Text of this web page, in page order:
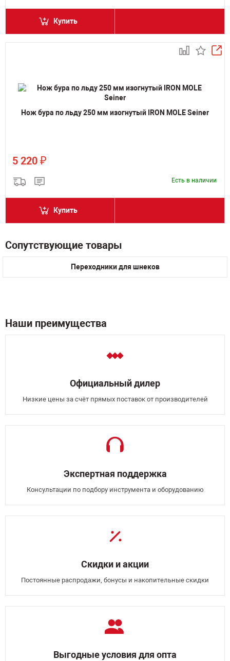
Купить
Нож бура по льду 250 мм изогнутый IRON MOLE Seiner
5 220 ₽
Есть в наличии
Купить
Сопутствующие товары
Переходники для шнеков
Наши преимущества
Официальный дилер
Низкие цены за счёт прямых поставок от производителей
Экспертная поддержка
Консультации по подбору инструмента и оборудованию
Скидки и акции
Постоянные распродажи, бонусы и накопительные скидки
Выгодные условия для опта